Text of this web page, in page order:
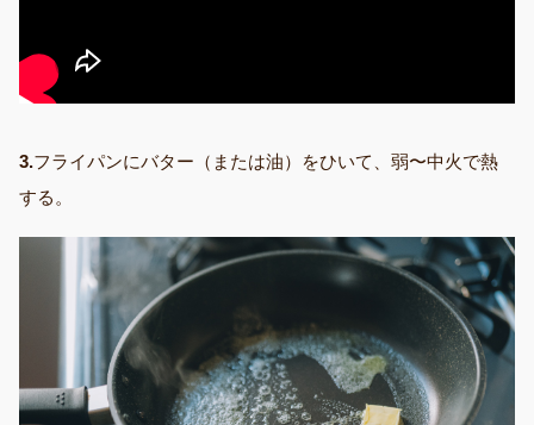
3.フライパンにバター（または油）をひいて、弱〜中火で熱
する。